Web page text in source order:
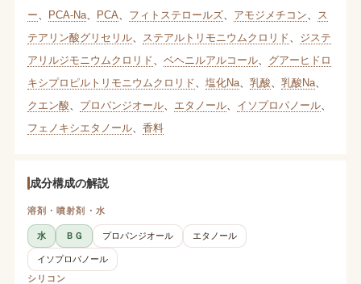
ー
PCA-Na、 PCA フィトステロールズ、 アモジメチコン
ス
テアリン酸グリセリル、 ステアルトリモニウムクロリド
ジステ
アリルジモニウムクロリド
ベヘニルアルコール、 グアーヒドロ
キシプロピルトリモニウムクロリド
塩化Na、 乳酸 乳酸Na、
クエン酸
プロパンジオール、 エタノール、 イソプロパノール、
フェノキシエタノール、 香料
成分構成の解説
溶剤・噴射剤・水
水 ＢＧ プロパンジオール エタノール
イソプロパノール
シリコン